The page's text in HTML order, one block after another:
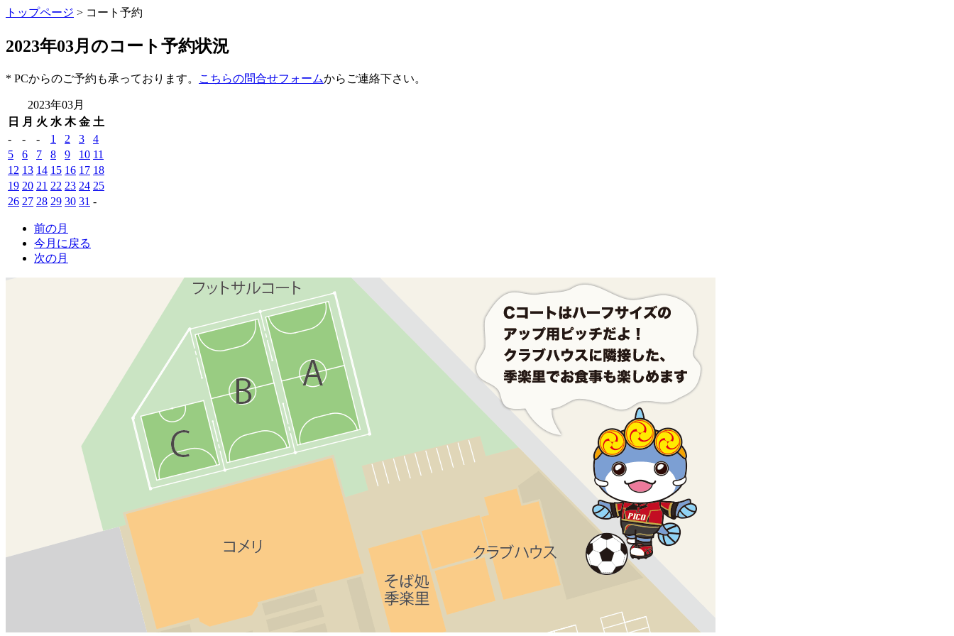
トップページ > コート予約
2023年03月のコート予約状況
* PCからのご予約も承っております。 こちらの問合せフォームからご連絡下さい。
2023年03月
日
月 火 水 木 金 土
-
- - 1 2 3
4
5
6 7 8 9 10 11
12 13 14 15 16 17 18
19 20 21 22 23 24 25
26 27 28 29 30 31 -
前の月
今月に戻る
次の月